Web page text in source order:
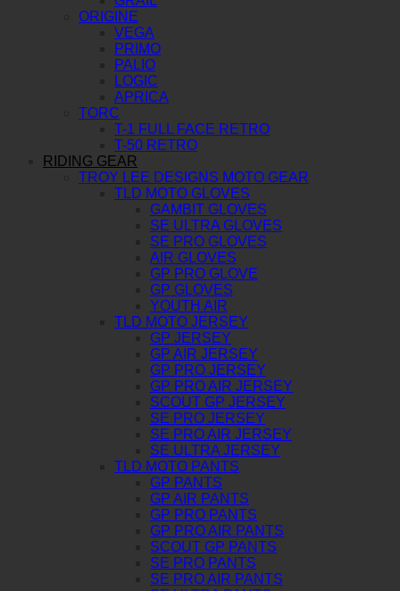
ORIGINE
VEGA
PRIMO
PALIO
LOGIC
APRICA
TORC
T-1 FULL FACE RETRO
T-50 RETRO
RIDING GEAR
TROY LEE DESIGNS MOTO GEAR
TLD MOTO GLOVES
GAMBIT GLOVES
SE ULTRA GLOVES
SE PRO GLOVES
AIR GLOVES
GP PRO GLOVE
GP GLOVES
YOUTH AIR
TLD MOTO JERSEY
GP JERSEY
GP AIR JERSEY
GP PRO JERSEY
GP PRO AIR JERSEY
SCOUT GP JERSEY
SE PRO JERSEY
SE PRO AIR JERSEY
SE ULTRA JERSEY
TLD MOTO PANTS
GP PANTS
GP AIR PANTS
GP PRO PANTS
GP PRO AIR PANTS
SCOUT GP PANTS
SE PRO PANTS
SE PRO AIR PANTS